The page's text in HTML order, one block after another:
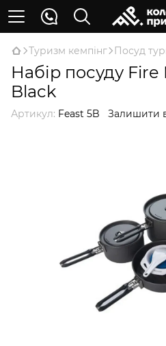
Туризм кемпінг Посуд
Набір посуду Fire
Black
Артикул: Feast 5B Залишити